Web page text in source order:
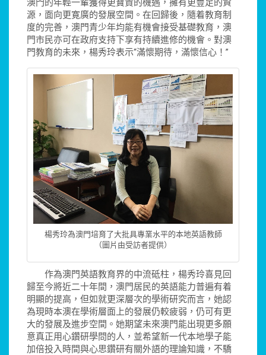
澳門的年輕一輩獲得更寶貴的機遇，擁有更豐足的資
源，面向更寛廣的發展空間。在回歸後，隨着教育制
度的完善，澳門青少年均能有機會接受基礎教育，澳
門市民亦可在政府支持下享有持續進修的機會。對澳
門教育的未來，楊秀玲表示“滿懷期待，滿懷信心！”
楊秀玲為澳門培育了大批具專業水平的本地英語教師
（圖片由受訪者提供）
作為澳門英語教育界的中流砥柱，楊秀玲喜見回
歸至今將近二十年間，澳門居民的英語能力普遍有着
明顯的提高，但如就更深層次的學術研究而言，她認
為現時本澳在學術層面上的發展仍較疲弱，仍可有更
大的發展及進步空間。她期望未來澳門能出現更多願
意真正用心鑽研學問的人，並希望新一代本地學子能
加倍投入時間與心思鑽研有關外語的理論知識，不驕